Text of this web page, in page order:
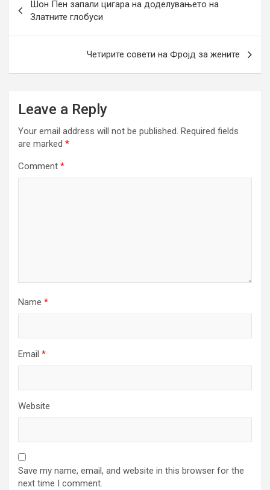
navigation
Шон Пен запали цигара на доделувањето на
Златните глобуси
Четирите совети на Фројд за жените
Leave a Reply
Your email address will not be published. Required fields
are marked *
Comment *
Name *
Email *
Website
Save my name, email, and website in this browser for the
next time I comment.